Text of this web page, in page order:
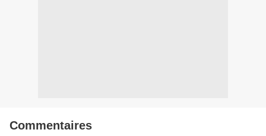
Commentaires